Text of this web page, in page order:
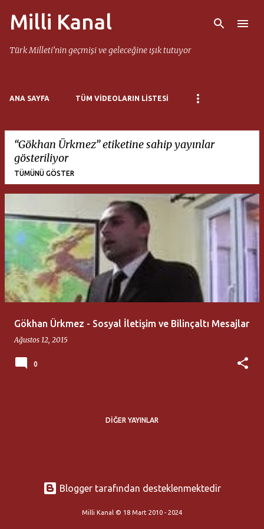
Ana içeriğe atla
Milli Kanal
Türk Milleti’nin geçmişi ve geleceğine ışık tutuyor
ANA SAYFA TÜM VIDEOLARIN LISTESI
Gökhan Ürkmez etiketine sahip yayınlar
gösteriliyor
TÜMÜNÜ GÖSTER
K
t
Gökhan Ürkmez - Sosyal İletişim ve Bilinçaltı Mesajlar
Ağustos 12, 2015
0
DIĞER YAYINLAR
Blogger tarafından desteklenmektedir
Milli Kanal © 18 Mart 2010 - 2024